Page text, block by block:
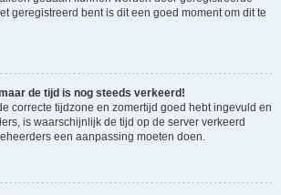
geregistreerd bent is dit een goed moment om dit te
de tijd is nog steeds verkeerd!
correcte tijdzone en zomertijd goed hebt ingevuld en
is waarschijnlijk de tijd op de server verkeerd
een aanpassing moeten doen.